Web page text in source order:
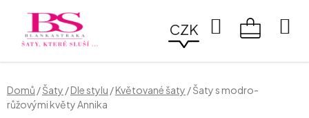
obsah
CZK
Hledat
Domů /Šaty /Dle stylu /Květované šaty /Šaty s modro-
růžovými květy Annika